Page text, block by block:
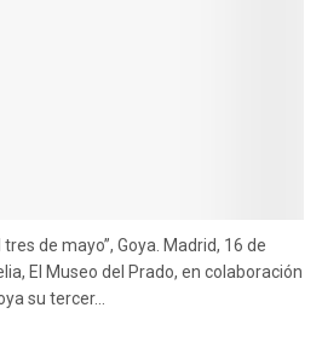
de mayo”, Goya. Madrid, 16 de
El Museo del Prado, en colaboración
su tercer...